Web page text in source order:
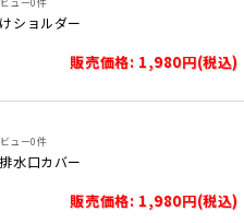
ショルダー
販売価格: 1,980円(税込)
ュー0件
水口カバー
販売価格: 1,980円(税込)